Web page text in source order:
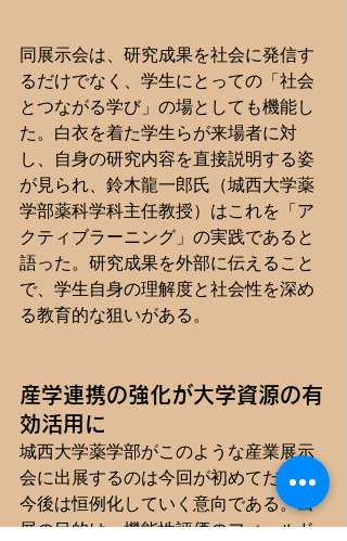
同展示会は、研究成果を社会に発信す
るだけでなく、学生にとっての「社会
とつながる学び」の場としても機能し
た。白衣を着た学生らが来場者に対
し、自身の研究内容を直接説明する姿
が見られ、鈴木龍一郎氏（城西大学薬
学部薬科学科主任教授）はこれを「ア
クティブラーニング」の実践であると
語った。研究成果を外部に伝えること
で、学生自身の理解度と社会性を深め
る教育的な狙いがある。
産学連携の強化が大学資源の有
効活用に
城西大学薬学部がこのような産業展示
会に出展するのは今回が初めてだが、
今後は恒例化していく意向である。出
展の目的は、機能性評価のフィールド